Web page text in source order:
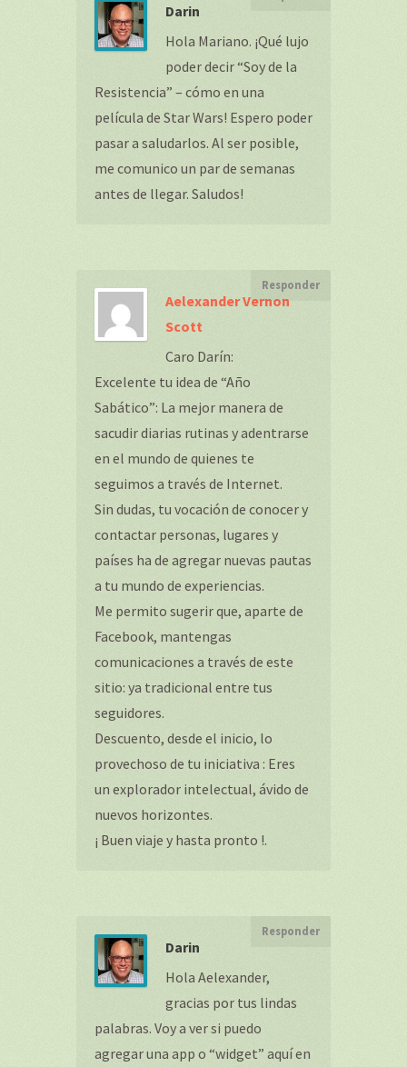
Darin
Hola Mariano. ¡Qué lujo
poder decir “Soy de la
Resistencia” – cómo en una
película de Star Wars! Espero poder
pasar a saludarlos. Al ser posible,
me comunico un par de semanas
antes de llegar. Saludos!
Aelexander Vernon
Scott
Responder
Caro Darín:
Excelente tu idea de “Año
Sabático”: La mejor manera de
sacudir diarias rutinas y adentrarse
en el mundo de quienes te
seguimos a través de Internet.
Sin dudas, tu vocación de conocer y
contactar personas, lugares y
países ha de agregar nuevas pautas
a tu mundo de experiencias.
Me permito sugerir que, aparte de
Facebook, mantengas
comunicaciones a través de este
sitio: ya tradicional entre tus
seguidores.
Descuento, desde el inicio, lo
provechoso de tu iniciativa : Eres
un explorador intelectual, ávido de
nuevos horizontes.
¡ Buen viaje y hasta pronto !.
Darin
Responder
Hola Aelexander,
gracias por tus lindas
palabras. Voy a ver si puedo
agregar una app o “widget” aquí en